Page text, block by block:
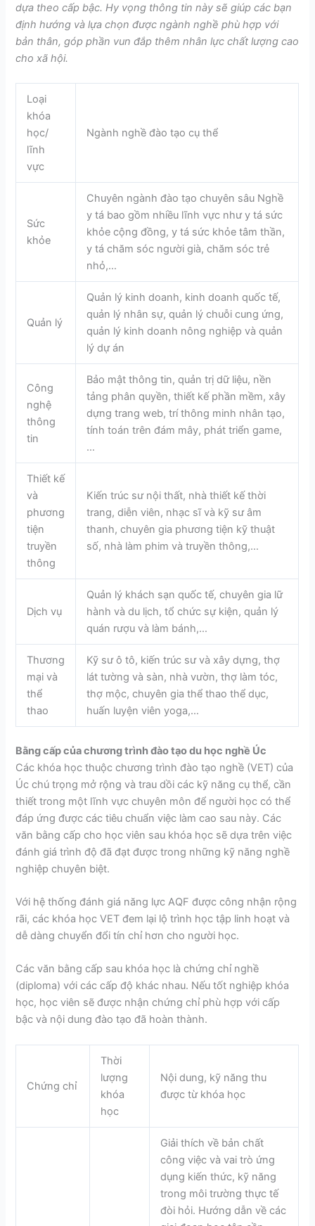
dựa theo cấp bậc. Hy vọng thông tin này sẽ giúp các bạn
định hướng và lựa chọn được ngành nghề phù hợp với
bản thân, góp phần vun đắp thêm nhân lực chất lượng cao
cho xã hội.
Loại
khóa
học/
lĩnh
vực
Ngành nghề đào tạo cụ thể
Sức
khỏe
Chuyên ngành đào tạo chuyên sâu Nghề
y tá bao gồm nhiều lĩnh vực như y tá sức
khỏe cộng đồng, y tá sức khỏe tâm thần,
y tá chăm sóc người già, chăm sóc trẻ
nhỏ,…
Quản lý
Quản lý kinh doanh, kinh doanh quốc tế,
quản lý nhân sự, quản lý chuỗi cung ứng,
quản lý kinh doanh nông nghiệp và quản
lý dự án
Công
nghệ
thông
tin
Bảo mật thông tin, quản trị dữ liệu, nền
tảng phân quyền, thiết kế phần mềm, xây
dựng trang web, trí thông minh nhân tạo,
tính toán trên đám mây, phát triển game,
…
Thiết kế
và
phương
tiện
truyền
thông
Kiến trúc sư nội thất, nhà thiết kế thời
trang, diễn viên, nhạc sĩ và kỹ sư âm
thanh, chuyên gia phương tiện kỹ thuật
số, nhà làm phim và truyền thông,…
Dịch vụ
Quản lý khách sạn quốc tế, chuyên gia lữ
hành và du lịch, tổ chức sự kiện, quản lý
quán rượu và làm bánh,…
Thương
mại và
thể
thao
Kỹ sư ô tô, kiến trúc sư và xây dựng, thợ
lát tường và sàn, nhà vườn, thợ làm tóc,
thợ mộc, chuyên gia thể thao thể dục,
huấn luyện viên yoga,…
Bằng cấp của chương trình đào tạo du học nghề Úc
Các khóa học thuộc chương trình đào tạo nghề (VET) của
Úc chú trọng mở rộng và trau dồi các kỹ năng cụ thể, cần
thiết trong một lĩnh vực chuyên môn để người học có thể
đáp ứng được các tiêu chuẩn việc làm cao sau này. Các
văn bằng cấp cho học viên sau khóa học sẽ dựa trên việc
đánh giá trình độ đã đạt được trong những kỹ năng nghề
nghiệp chuyên biệt.
Với hệ thống đánh giá năng lực AQF được công nhận rộng
rãi, các khóa học VET đem lại lộ trình học tập linh hoạt và
dễ dàng chuyển đổi tín chỉ hơn cho người học.
Các văn bằng cấp sau khóa học là chứng chỉ nghề
(diploma) với các cấp độ khác nhau. Nếu tốt nghiệp khóa
học, học viên sẽ được nhận chứng chỉ phù hợp với cấp
bậc và nội dung đào tạo đã hoàn thành.
Chứng chỉ
Thời
lượng
khóa
học
Nội dung, kỹ năng thu
được từ khóa học
Giải thích về bản chất
công việc và vai trò ứng
dụng kiến thức, kỹ năng
trong môi trường thực tế
đòi hỏi. Hướng dẫn về các